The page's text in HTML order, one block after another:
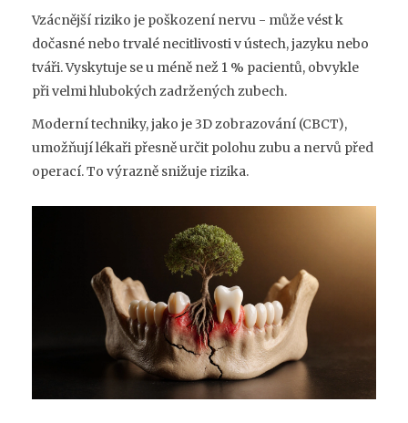
Vzácnější riziko je poškození nervu - může vést k
dočasné nebo trvalé necitlivosti v ústech, jazyku nebo
tváři. Vyskytuje se u méně než 1 % pacientů, obvykle
při velmi hlubokých zadržených zubech.
Moderní techniky, jako je 3D zobrazování (CBCT),
umožňují lékaři přesně určit polohu zubu a nervů před
operací. To výrazně snižuje rizika.